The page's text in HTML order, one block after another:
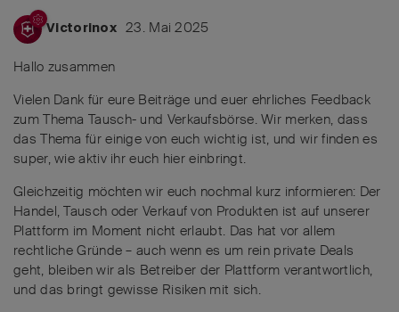
Victorinox 23. Mai 2025
Hallo zusammen
Vielen Dank für eure Beiträge und euer ehrliches Feedback
zum Thema Tausch- und Verkaufsbörse. Wir merken, dass
das Thema für einige von euch wichtig ist, und wir finden es
super, wie aktiv ihr euch hier einbringt.
Gleichzeitig möchten wir euch nochmal kurz informieren: Der
Handel, Tausch oder Verkauf von Produkten ist auf unserer
Plattform im Moment nicht erlaubt. Das hat vor allem
rechtliche Gründe – auch wenn es um rein private Deals
geht, bleiben wir als Betreiber der Plattform verantwortlich,
und das bringt gewisse Risiken mit sich.